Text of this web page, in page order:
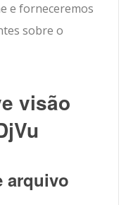
e forneceremos
sobre o
visão
arquivo